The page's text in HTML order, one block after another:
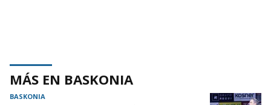
MÁS EN BASKONIA
BASKONIA